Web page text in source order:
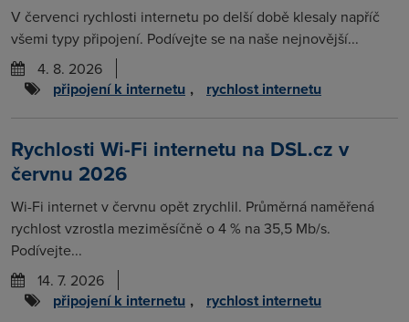
V červenci rychlosti internetu po delší době klesaly napříč
všemi typy připojení. Podívejte se na naše nejnovější...
4. 8. 2026
připojení k internetu , rychlost internetu
Rychlosti Wi-Fi internetu na DSL.cz v
červnu 2026
Wi-Fi internet v červnu opět zrychlil. Průměrná naměřená
rychlost vzrostla meziměsíčně o 4 % na 35,5 Mb/s.
Podívejte...
14. 7. 2026
připojení k internetu , rychlost internetu